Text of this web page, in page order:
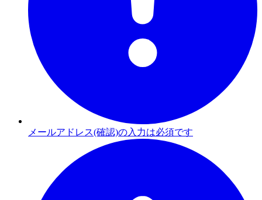
メールアドレス(確認)の入力は必須です